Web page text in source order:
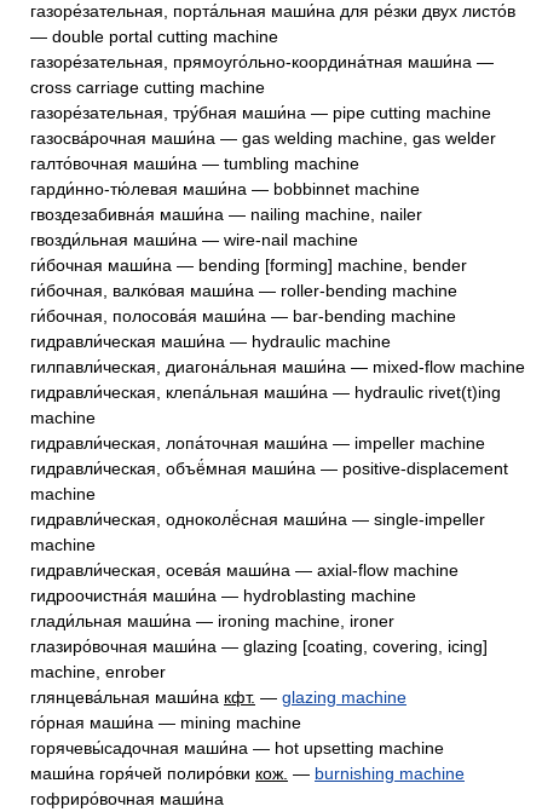
газоре́зательная, порта́льная маши́на для ре́зки двух листо́в
— double portal cutting machine
газоре́зательная, прямоуго́льно-координа́тная маши́на —
cross carriage cutting machine
газоре́зательная, тру́бная маши́на — pipe cutting machine
газосва́рочная маши́на — gas welding machine, gas welder
галто́вочная маши́на — tumbling machine
гарди́нно-тю́левая маши́на — bobbinnet machine
гвоздезабивна́я маши́на — nailing machine, nailer
гвозди́льная маши́на — wire-nail machine
ги́бочная маши́на — bending [forming] machine, bender
ги́бочная, валко́вая маши́на — roller-bending machine
ги́бочная, полосова́я маши́на — bar-bending machine
гидравли́ческая маши́на — hydraulic machine
гилпавли́ческая, диагона́льная маши́на — mixed-flow machine
гидравли́ческая, клепа́льная маши́на — hydraulic rivet(t)ing
machine
гидравли́ческая, лопа́точная маши́на — impeller machine
гидравли́ческая, объё́мная маши́на — positive-displacement
machine
гидравли́ческая, одноколё́сная маши́на — single-impeller
machine
гидравли́ческая, осева́я маши́на — axial-flow machine
гидроочистна́я маши́на — hydroblasting machine
глади́льная маши́на — ironing machine, ironer
глазиро́вочная маши́на — glazing [coating, covering, icing]
machine, enrober
глянцева́льная маши́на кфт. — glazing machine
го́рная маши́на — mining machine
горячевы́садочная маши́на — hot upsetting machine
маши́на горя́чей полиро́вки кож. — burnishing machine
гофриро́вочная маши́на